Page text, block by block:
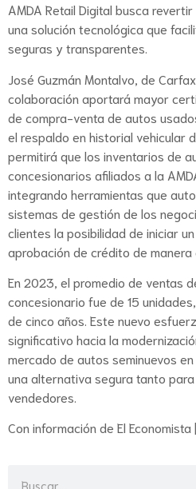
AMDA Retail Digital busca
una solución tecnológica que
seguras y transparentes.
José Guzmán Montalvo, de
colaboración aportará mayor
de compra-venta de autos
el respaldo en historial vehicular
permitirá que los inventarios de
concesionarios afiliados a la
integrando herramientas que
sistemas de gestión de los
clientes la posibilidad de iniciar
aprobación de crédito de manera
En 2023, el promedio de ventas
concesionario fue de 15
de cinco años. Este nuevo
significativo hacia la
mercado de autos seminuevos
una alternativa segura tanto
vendedores.
Con información de El Economista |